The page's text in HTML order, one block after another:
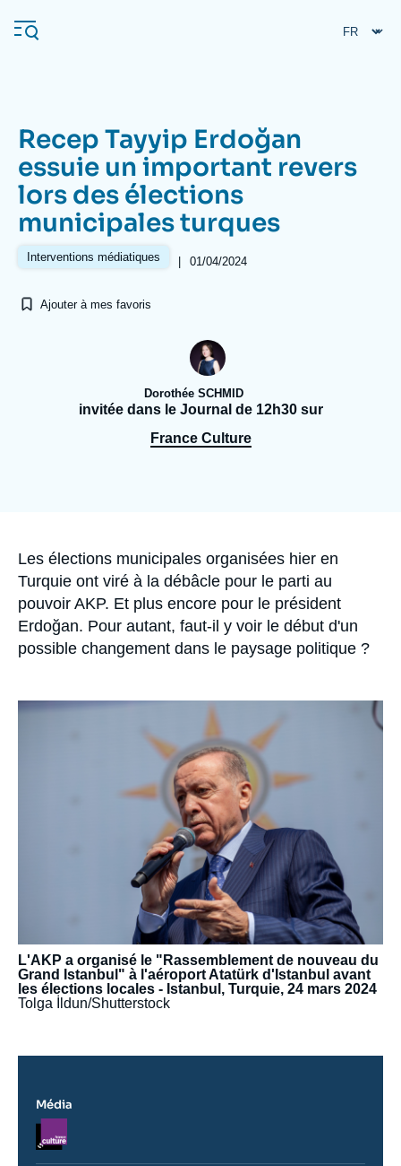
au
contenu
Navigation
principale
L'Ifri
Analyses
Se connecter
Recep Tayyip Erdoğan
essuie un important revers
lors des élections
municipales turques
Interventions médiatiques | 01/04/2024
Ajouter à mes favoris
Dorothée SCHMID
invitée dans le Journal de 12h30 sur
France Culture
Accroche
Les élections municipales organisées hier en
Turquie ont viré à la débâcle pour le parti au
pouvoir AKP. Et plus encore pour le président
Erdoğan. Pour autant, faut-il y voir le début d'un
possible changement dans le paysage politique ?
Image
L'AKP a organisé le "Rassemblement de nouveau du
Grand Istanbul" à l'aéroport Atatürk d'Istanbul avant
les élections locales - Istanbul, Turquie, 24 mars 2024
Tolga İldun/Shutterstock
Média
Logo